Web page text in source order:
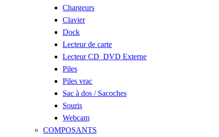
Chargeurs
Clavier
Dock
Lecteur de carte
Lecteur CD_DVD Externe
Piles
Piles vrac
Sac à dos / Sacoches
Souris
Webcam
COMPOSANTS